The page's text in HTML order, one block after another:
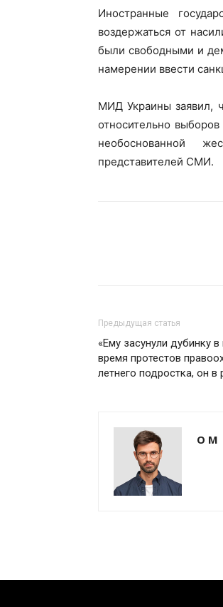
Иностранные
воздержаться от
были свободными и
намерении ввести
МИД Украины заявил,
относительно
необоснованной
представителей СМИ.
Предыдущая статья
«Ему засунули дубинку
время протестов
летнего подростка, он в
О М